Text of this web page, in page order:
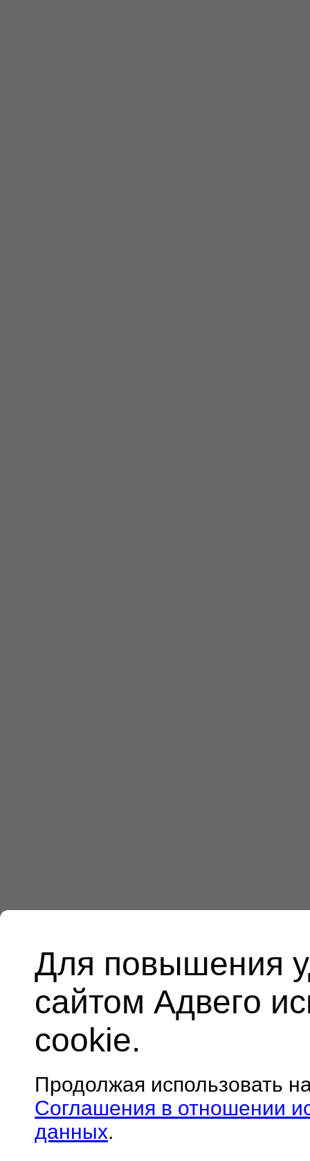
Для повышения
сайтом Адвего
cookie.
Продолжая использовать
Соглашения в отношении
данных.